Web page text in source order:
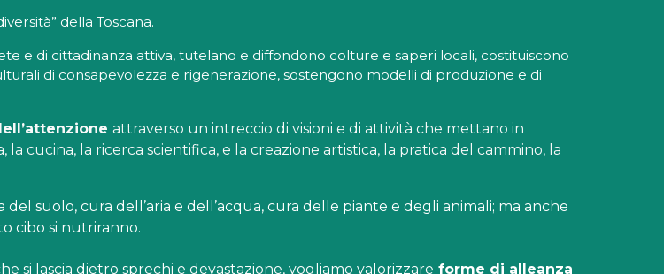
della Toscana.
e di cittadinanza attiva, tutelano e diffondono colture e saperi locali, costituiscono
di consapevolezza e rigenerazione, sostengono modelli di produzione e di
attraverso un intreccio di visioni e di attività che mettano in
cucina, la ricerca scientifica, e la creazione artistica, la pratica del cammino, la
del suolo, cura dell’aria e dell’acqua, cura delle piante e degli animali; ma anche
cibo si nutriranno.
lascia dietro sprechi e devastazione, vogliamo valorizzare forme di alleanza